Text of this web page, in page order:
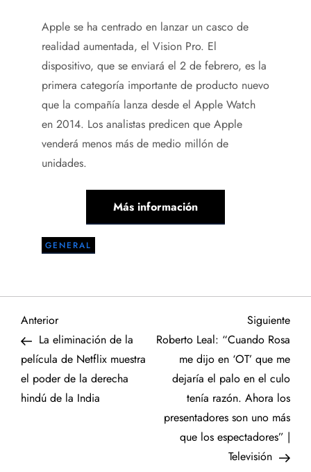
Apple se ha centrado en lanzar un casco de
realidad aumentada, el Vision Pro. El
dispositivo, que se enviará el 2 de febrero, es la
primera categoría importante de producto nuevo
que la compañía lanza desde el Apple Watch
en 2014. Los analistas predicen que Apple
venderá menos más de medio millón de
unidades.
Más información
GENERAL
N
a
v
Entrada
anterior
Anterior
La eliminación de la
película de Netflix muestra
el poder de la derecha
hindú de la India
Siguiente
Roberto Leal: “Cuando Rosa
me dijo en ‘OT’ que me
dejaría el palo en el culo
tenía razón. Ahora los
presentadores son uno más
que los espectadores” |
Televisión